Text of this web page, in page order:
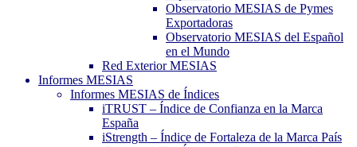
Observatorio MESIAS de Pymes
Exportadoras
Observatorio MESIAS del Español
en el Mundo
Red Exterior MESIAS
Informes MESIAS
Informes MESIAS de Índices
iTRUST – Índice de Confianza en la Marca
España
iStrength – Índice de Fortaleza de la Marca País